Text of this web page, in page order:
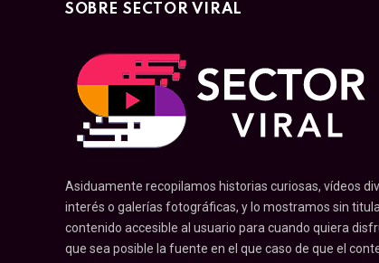
SOBRE SECTOR VIRAL
Asiduamente recopilamos historias curiosas, vídeos
interés o galerías fotográficas, y lo mostramos sin
contenido accesible al usuario para cuando quiera
que sea posible la fuente en el que caso de que el